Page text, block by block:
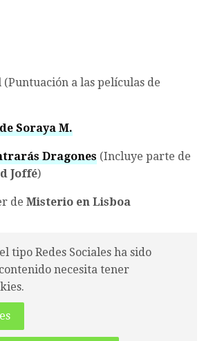
(Puntuación a las películas de
Soraya M.
Dragones (Incluye parte de
Joffé)
de Misterio en Lisboa
tipo Redes Sociales ha sido
necesita tener